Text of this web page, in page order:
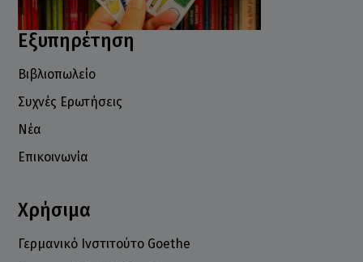
Εξυπηρέτηση
Βιβλιοπωλείο
Συχνές Ερωτήσεις
Νέα
Επικοινωνία
Χρήσιμα
Γερμανικό Ινστιτούτο Goethe